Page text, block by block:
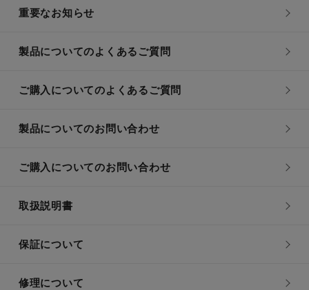
重要なお知らせ
製品についてのよくあるご質問
ご購入についてのよくあるご質問
製品についてのお問い合わせ
ご購入についてのお問い合わせ
取扱説明書
保証について
修理について